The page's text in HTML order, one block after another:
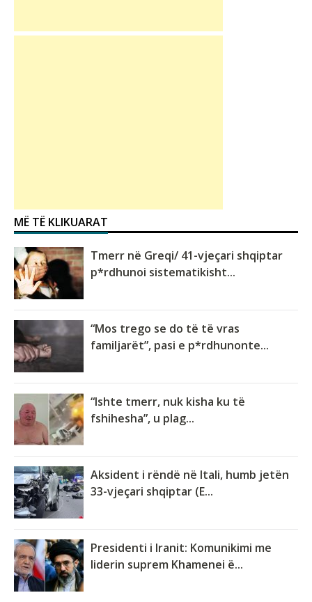
MË TË KLIKUARAT
Tmerr në Greqi/ 41-vjeçari shqiptar
p*rdhunoi sistematikisht...
“Mos trego se do të të vras
familjarët”, pasi e p*rdhunonte...
“Ishte tmerr, nuk kisha ku të
fshihesha”, u plag...
Aksident i rëndë në Itali, humb jetën
33-vjeçari shqiptar (E...
Presidenti i Iranit: Komunikimi me
liderin suprem Khamenei ë...